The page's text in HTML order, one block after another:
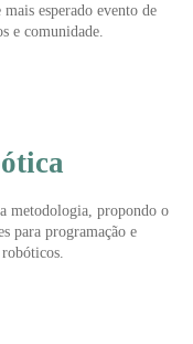
esperado evento de
e comunidade.
metodologia, propondo o
para programação e